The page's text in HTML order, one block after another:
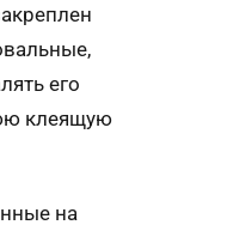
его
клеящую
на